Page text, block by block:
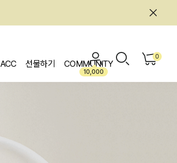
ACC 선물하기 COMMUNITY
10,000
0